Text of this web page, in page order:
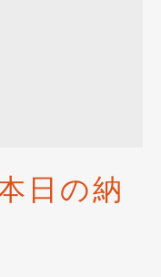
日の納